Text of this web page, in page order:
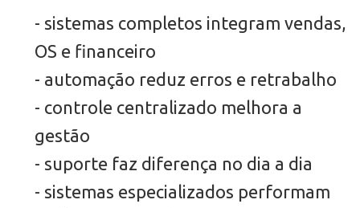
- sistemas completos integram vendas,
OS e financeiro
- automação reduz erros e retrabalho
- controle centralizado melhora a
gestão
- suporte faz diferença no dia a dia
- sistemas especializados performam